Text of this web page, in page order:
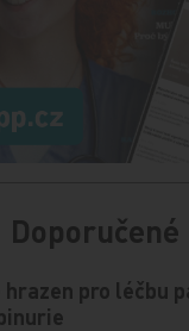
Doporučené
hrazen pro léčbu